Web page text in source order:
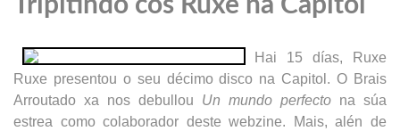
Hai 15 días, Ruxe
Ruxe presentou o seu décimo disco na Capitol. O Brais
Arroutado xa nos debullou Un mundo perfecto na súa
estrea como colaborador deste webzine. Mais, alén de